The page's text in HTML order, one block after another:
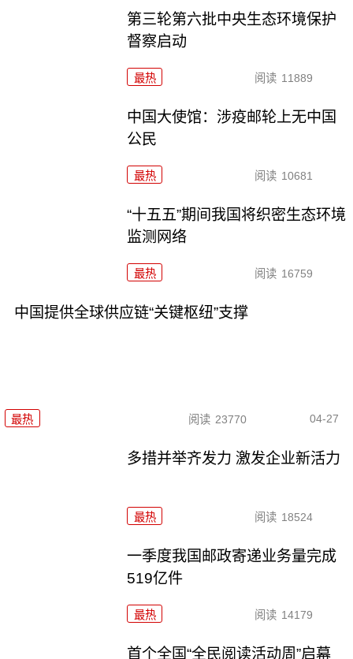
第三轮第六批中央生态环境保护
督察启动
最热 阅读 11889
中国大使馆：涉疫邮轮上无中国
公民
最热 阅读 10681
“十五五”期间我国将织密生态环境
监测网络
最热 阅读 16759
中国提供全球供应链“关键枢纽”支撑
最热 阅读 23770 04-27
多措并举齐发力 激发企业新活力
最热 阅读 18524
一季度我国邮政寄递业务量完成
519亿件
最热 阅读 14179
首个全国“全民阅读活动周”启幕